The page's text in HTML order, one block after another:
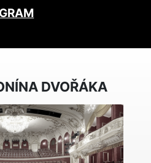
DVOŘÁKA